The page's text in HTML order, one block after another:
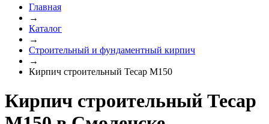
Главная
→
Каталог
→
Строительный и фундаментный кирпич
→
Кирпич строительный Тесар М150
Кирпич строительный Тесар